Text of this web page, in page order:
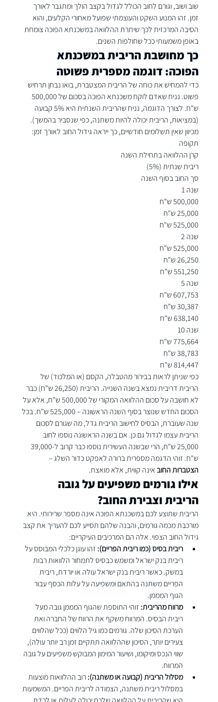
שוב ושוב, וגורם לחוב הכולל לגדול בקצב הולך ומתגבר לאורך
זמן. זהו המנוע השקט והעוצמתי שפועל מאחורי הקלעים, והוא
הסיבה המרכזית לכך שיתרת ההלוואה במשכנתא הפוכה צומחת
באופן משמעותי ככל שחולפות השנים.
כך מחושבת הריבית במשכנתא
הפוכה: דוגמה מספרית פשוטה
כדי להמחיש את כוחה של הריבית המצטברת, בואו נבחן תרחיש
ש"ח. לצורך הדוגמה, נניח שהריבית השנתית היא 5% קבועה
(במציאות, הריבית יכולה להיות משתנה, כפי שנסביר בהמשך).
מכיוון שאין תשלומים חודשיים, כך ייראה גידול החוב לאורך זמן:
תקופה
קרן ההלוואה בתחילת השנה
ריבית שנתית (5%)
סך החוב בסוף השנה
שנה 1
500,000 ש"ח
25,000 ש"ח
525,000 ש"ח
שנה 2
525,000 ש"ח
26,250 ש"ח
551,250 ש"ח
שנה 5
607,753 ש"ח
30,387 ש"ח
638,140 ש"ח
שנה 10
775,664 ש"ח
38,783 ש"ח
814,447 ש"ח
כפי שניתן לראות בבירור מהטבלה, הקסם (או המלכוד) של
הריבית דריבית נמצא בשנה השנייה. הריבית (26,250 ש"ח) כבר
לא חושבה על סכום ההלוואה המקורי של 500,000 ש"ח, אלא על
הסכום החדש שנוצר בסוף השנה הראשונה – 525,000 ש"ח. בכל
שנה שעוברת, הבסיס לחישוב הריבית גדל, מה שגורם לסכום
הריבית עצמו לגדול גם כן. אם בשנה הראשונה נוספו לחוב
ש"ח. זוהי הדגמה מספרית ברורה לאפקט כדור השלג –
הצטברות החוב אינה קווית, אלא מואצת.
אילו גורמים משפיעים על גובה
הריבית וצבירת החוב?
הריבית שתוצע לכם במשכנתא הפוכה אינה מספר שרירותי. היא
מורכבת מכמה גורמים, והבנה שלהם תסייע לכם להעריך את קצב
גידול החוב הצפוי. אלה הם המרכיבים העיקריים:
ריבית בסיס (כמו ריבית הפריים): זהו עוגן כלכלי המבוסס על
ריבית בנק ישראל ומשמש כבסיס לתמחור הלוואות רבות
במשק. כאשר ריבית בנק ישראל עולה או יורדת, ריבית
הפריים משתנה בהתאם ומשפיעה על עלות הכסף עבור
הגוף המממן.
מרווח מהריבית: זוהי התוספת שהגוף המממן גובה מעל
ריבית הבסיס. המרווח משקף את הרווח של החברה ואת
הערכת הסיכון שלה. גורמים כמו גיל הלווים (ככל שהלווים
צעירים יותר, הסיכון שההלוואה תתקיים זמן רב יותר עולה),
שווי הנכס ומיקומו, ושיעור המימון המבוקש משפיעים על גובה
המרווח.
מסלול הריבית (קבועה או משתנה): רוב ההלוואות מוצעות
במסלול ריבית משתנה, הצמודה לריבית הפריים. המשמעות